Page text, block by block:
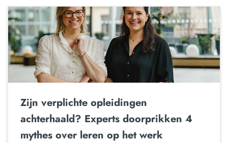
Zijn verplichte opleidingen
achterhaald? Experts doorprikken 4
mythes over leren op het werk